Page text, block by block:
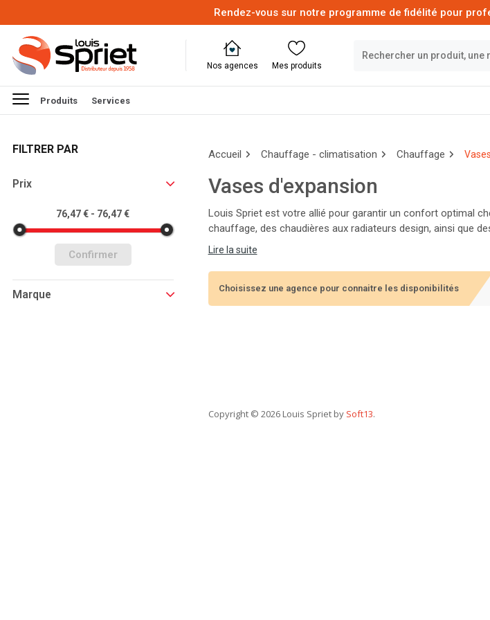
Rendez-vous sur notre programme de fidélité pour
Nos agences Mes produits
Produits Services
FILTRER PAR
Prix
76,47 € - 76,47 €
Confirmer
Marque
Accueil Chauffage - climatisation Chauffage
Vases d'expansion
Louis Spriet est votre allié pour garantir un confort optimal
chauffage, des chaudières aux radiateurs design, ainsi que
Nos experts vous aideront à choisir les équipements
l'année !
Lire la suite
Choisissez une agence pour connaitre les disponibilités
Copyright© 2026 Louis Spriet by Soft13.